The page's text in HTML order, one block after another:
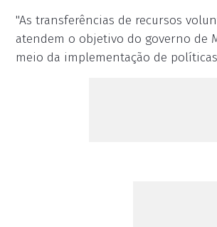
"As transferências de recursos
atendem o objetivo do governo de
meio da implementação de